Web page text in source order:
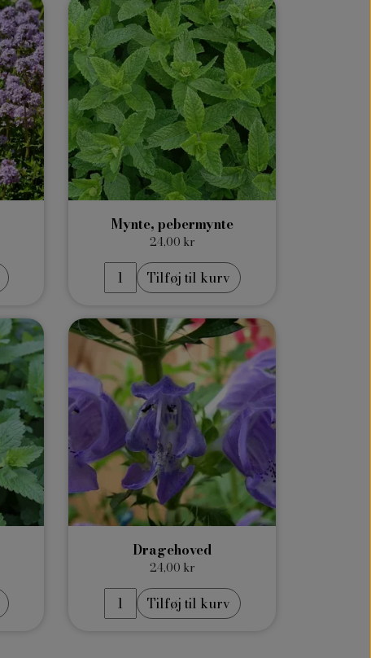
Mynte, pebermynte
24,00 kr
Tilføj til kurv
Dragehoved
24,00 kr
Tilføj til kurv